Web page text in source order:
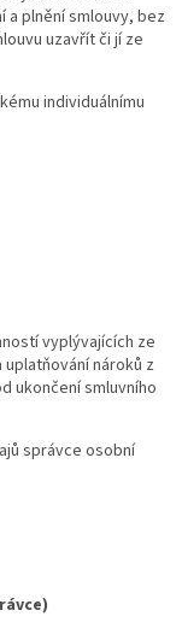
a plnění smlouvy, bez
uzavřít či jí ze
individuálnímu
vyplývajících ze
nároků z
ukončení smluvního
správce osobní